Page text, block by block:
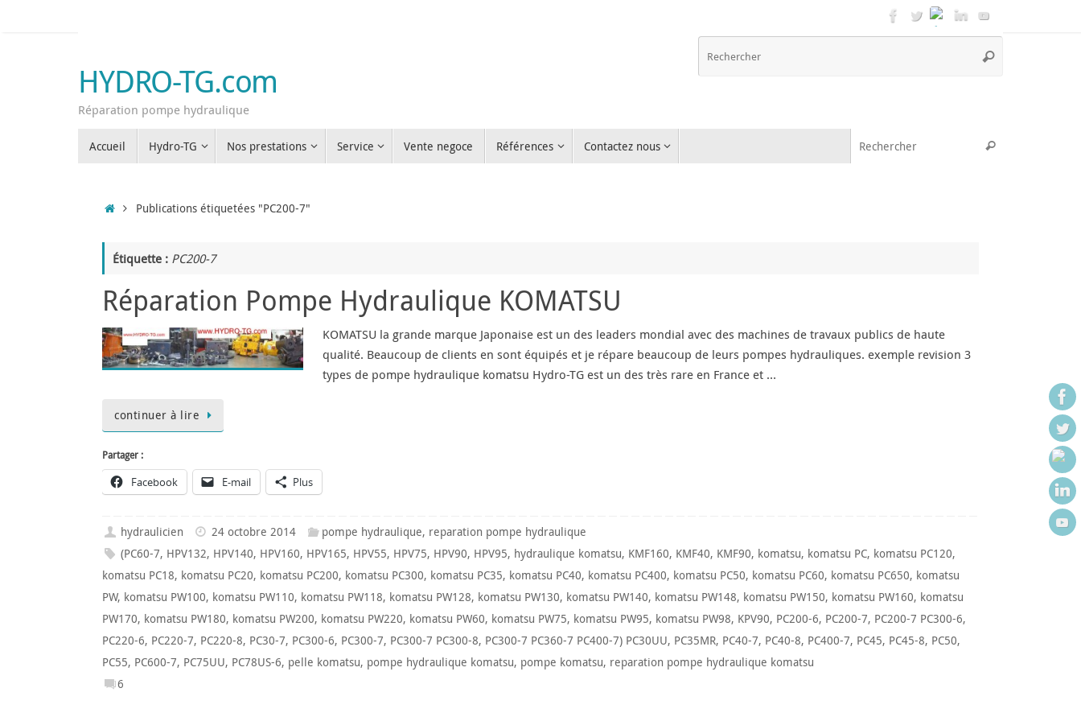
HYDRO-TG.com
Réparation pompe hydraulique
Rechercher
Accueil Hydro-TG Nos prestations Service Vente negoce Références Contactez nous Rechercher
AccueilPublications étiquetées "PC200-7"
Étiquette : PC200-7
Réparation Pompe Hydraulique KOMATSU
KOMATSU la grande marque Japonaise est un des leaders mondial avec des machines de travaux publics de haute
qualité. Beaucoup de clients en sont équipés et je répare beaucoup de leurs pompes hydrauliques. exemple revision 3
types de pompe hydraulique komatsu Hydro-TG est un des très rare en France et …
continuer à lire
Partager :
Facebook E-mail Plus
hydraulicien 24 octobre 2014 pompe hydraulique, reparation pompe hydraulique
(PC60-7, HPV132, HPV140, HPV160, HPV165, HPV55, HPV75, HPV90, HPV95, hydraulique komatsu, KMF160, KMF40, KMF90, komatsu, komatsu PC, komatsu PC120,
komatsu PC18, komatsu PC20, komatsu PC200, komatsu PC300, komatsu PC35, komatsu PC40, komatsu PC400, komatsu PC50, komatsu PC60, komatsu PC650, komatsu
PW, komatsu PW100, komatsu PW110, komatsu PW118, komatsu PW128, komatsu PW130, komatsu PW140, komatsu PW148, komatsu PW150, komatsu PW160, komatsu
PW170, komatsu PW180, komatsu PW200, komatsu PW220, komatsu PW60, komatsu PW75, komatsu PW95, komatsu PW98, KPV90, PC200-6, PC200-7, PC200-7 PC300-6,
PC220-6, PC220-7, PC220-8, PC30-7, PC300-6, PC300-7, PC300-7 PC300-8, PC300-7 PC360-7 PC400-7) PC30UU, PC35MR, PC40-7, PC40-8, PC400-7, PC45, PC45-8, PC50,
PC55, PC600-7, PC75UU, PC78US-6, pelle komatsu, pompe hydraulique komatsu, pompe komatsu, reparation pompe hydraulique komatsu
6